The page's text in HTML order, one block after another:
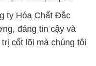
ty Hóa Chất Đắc
đáng tin cậy và
cốt lõi mà chúng tôi